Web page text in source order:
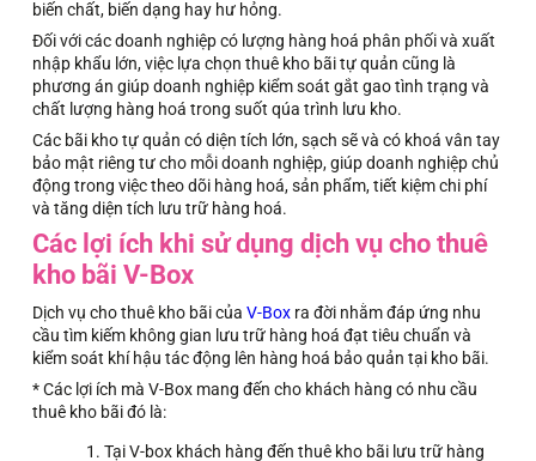
biến chất, biến dạng hay hư hỏng.
Đối với các doanh nghiệp có lượng hàng hoá phân phối và xuất
nhập khẩu lớn, việc lựa chọn thuê kho bãi tự quản cũng là
phương án giúp doanh nghiệp kiểm soát gắt gao tình trạng và
chất lượng hàng hoá trong suốt qúa trình lưu kho.
Các bãi kho tự quản có diện tích lớn, sạch sẽ và có khoá vân tay
bảo mật riêng tư cho mỗi doanh nghiệp, giúp doanh nghiệp chủ
động trong việc theo dõi hàng hoá, sản phẩm, tiết kiệm chi phí
và tăng diện tích lưu trữ hàng hoá.
Các lợi ích khi sử dụng dịch vụ cho thuê
kho bãi V-Box
Dịch vụ cho thuê kho bãi của V-Boxra đời nhằm đáp ứng nhu
cầu tìm kiếm không gian lưu trữ hàng hoá đạt tiêu chuẩn và
kiểm soát khí hậu tác động lên hàng hoá bảo quản tại kho bãi.
*Các lợi ích mà V-Box mang đến cho khách hàng có nhu cầu
thuê kho bãi đó là:
Tại V-box khách hàng đến thuê kho bãi lưu trữ hàng